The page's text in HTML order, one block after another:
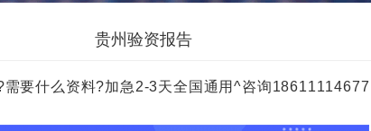
贵州验资报告
要什么资料?加急2-3天全国通用^咨询